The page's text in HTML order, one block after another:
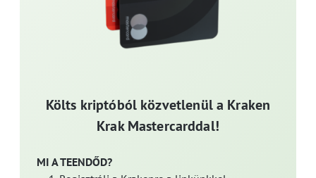
Költs kriptóból közvetlenül a Kraken
Krak Mastercarddal!
MI A TEENDŐD?